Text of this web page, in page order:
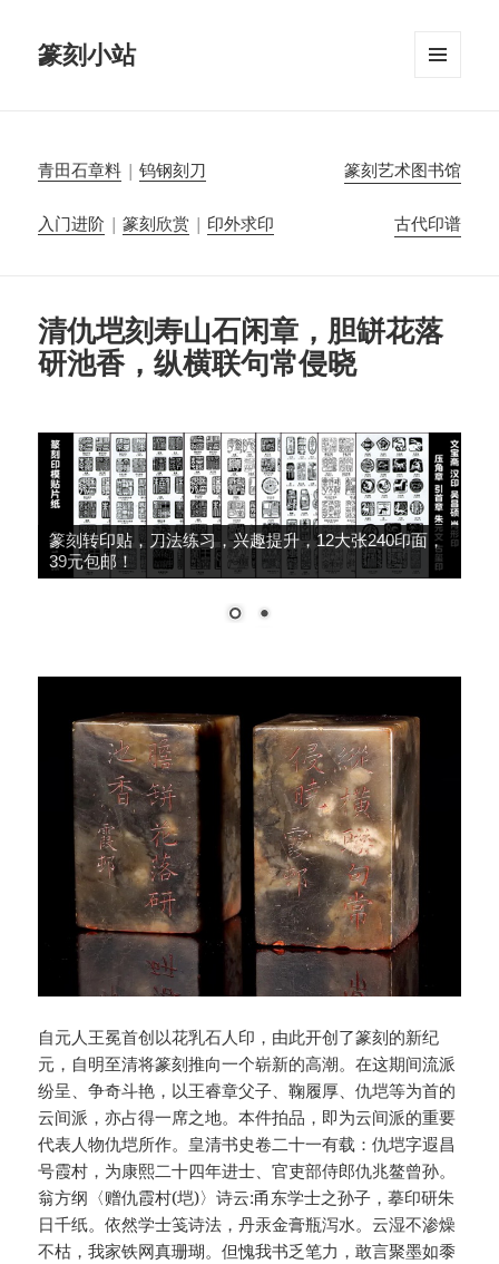
篆刻小站
青田石章料 |钨钢刻刀 篆刻艺术图书馆
入门进阶 |篆刻欣赏 | 印外求印 古代印谱
清仇垲刻寿山石闲章，胆缾花落
研池香，纵横联句常侵晓
篆刻转印贴，刀法练习，兴趣提升，12大张240印面，
39元包邮！
自元人王冕首创以花乳石人印，由此开创了篆刻的新纪
元，自明至清将篆刻推向一个崭新的高潮。在这期间流派
纷呈、争奇斗艳，以王睿章父子、鞠履厚、仇垲等为首的
云间派，亦占得一席之地。本件拍品，即为云间派的重要
代表人物仇垲所作。皇清书史卷二十一有载：仇垲字遐昌
号霞村，为康熙二十四年进士、官吏部侍郎仇兆鳌曾孙。
翁方纲〈赠仇霞村(垲)〉诗云:甬东学士之孙子，摹印研朱
日千纸。依然学士笺诗法，丹汞金膏瓶泻水。云湿不渗燥
不枯，我家铁网真珊瑚。但愧我书乏笔力，敢言聚墨如黍